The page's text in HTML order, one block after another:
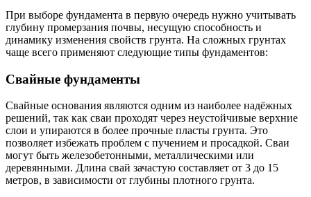
При выборе фундамента в первую очередь нужно учитывать
глубину промерзания почвы, несущую способность и
динамику изменения свойств грунта. На сложных грунтах
чаще всего применяют следующие типы фундаментов:
Свайные фундаменты
Свайные основания являются одним из наиболее надёжных
решений, так как сваи проходят через неустойчивые верхние
слои и упираются в более прочные пласты грунта. Это
позволяет избежать проблем с пучением и просадкой. Сваи
могут быть железобетонными, металлическими или
деревянными. Длина свай зачастую составляет от 3 до 15
метров, в зависимости от глубины плотного грунта.